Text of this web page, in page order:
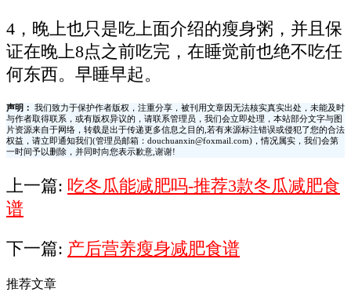
4，晚上也只是吃上面介绍的瘦身粥，并且保
证在晚上8点之前吃完，在睡觉前也绝不吃任
何东西。早睡早起。
声明：
我们致力于保护作者版权，注重分享，被刊用文章因无法核实真实出处，未能及时
与作者取得联系，或有版权异议的，请联系管理员，我们会立即处理，本站部分文字与图
片资源来自于网络，转载是出于传递更多信息之目的,若有来源标注错误或侵犯了您的合法
权益，请立即通知我们(管理员邮箱：douchuanxin@foxmail.com)，情况属实，我们会第
一时间予以删除，并同时向您表示歉意,谢谢!
上一篇: 吃冬瓜能减肥吗-推荐3款冬瓜减肥食
谱
下一篇: 产后营养瘦身减肥食谱
推荐文章